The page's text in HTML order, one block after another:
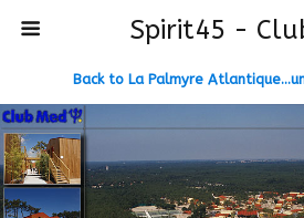
Spirit45 -
Back to La Palmyre